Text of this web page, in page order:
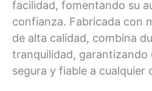
facilidad, fomentando su
confianza. Fabricada con
de alta calidad, combina
tranquilidad, garantizando
segura y fiable a cualquier